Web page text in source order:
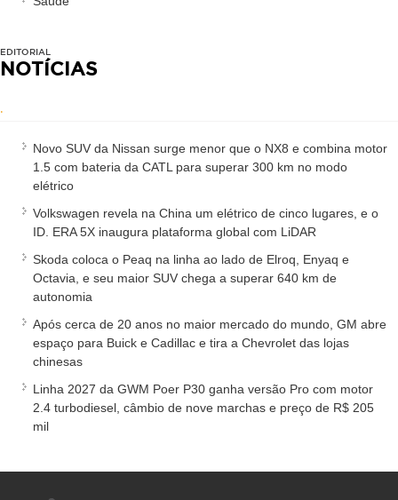
EDITORIAL
NOTÍCIAS
.
Novo SUV da Nissan surge menor que o NX8 e combina motor
1.5 com bateria da CATL para superar 300 km no modo
elétrico
Volkswagen revela na China um elétrico de cinco lugares, e o
ID. ERA 5X inaugura plataforma global com LiDAR
Skoda coloca o Peaq na linha ao lado de Elroq, Enyaq e
Octavia, e seu maior SUV chega a superar 640 km de
autonomia
Após cerca de 20 anos no maior mercado do mundo, GM abre
espaço para Buick e Cadillac e tira a Chevrolet das lojas
chinesas
Linha 2027 da GWM Poer P30 ganha versão Pro com motor
2.4 turbodiesel, câmbio de nove marchas e preço de R$ 205
mil